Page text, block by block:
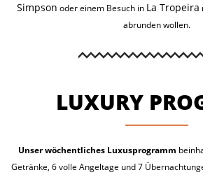
Simpson oder einem Besuch in La Tropeira
abrunden wollen.
LUXURY
Unser wöchentliches Luxusprogramm
Getränke, 6 volle Angeltage und 7